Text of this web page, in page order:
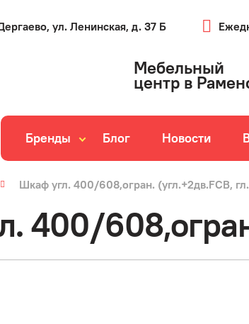
ул. Ленинская, д. 37 Б
Мебельный
центр в
Бренды Блог Новости
Шкаф угл. 400/608,огран. (угл.+2дв.FCB,
400/